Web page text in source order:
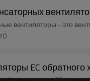
вентиляторы - это
EC